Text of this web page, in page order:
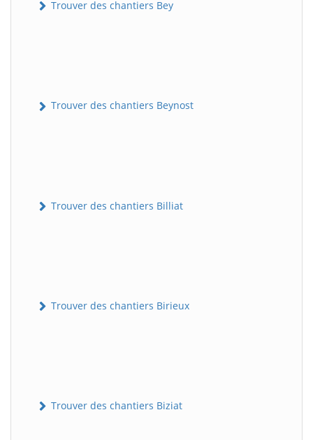
Trouver des chantiers Bey
Trouver des chantiers Beynost
Trouver des chantiers Billiat
Trouver des chantiers Birieux
Trouver des chantiers Biziat